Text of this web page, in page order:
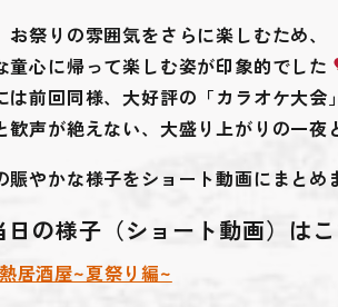
お祭りの雰囲気をさらに楽しむため、
童心に帰って楽しむ姿が印象的でした
は前回同様、大好評の「カラオケ大会
歓声が絶えない、大盛り上がりの一夜
賑やかな様子をショート動画にまとめ
の様子（ショート動画）はこ
居酒屋~夏祭り編~